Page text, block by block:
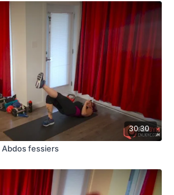
30:30
Abdos fessiers